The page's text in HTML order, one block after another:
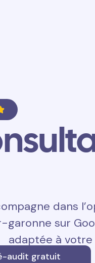
dans
sur
adaptée à
audit gratuit